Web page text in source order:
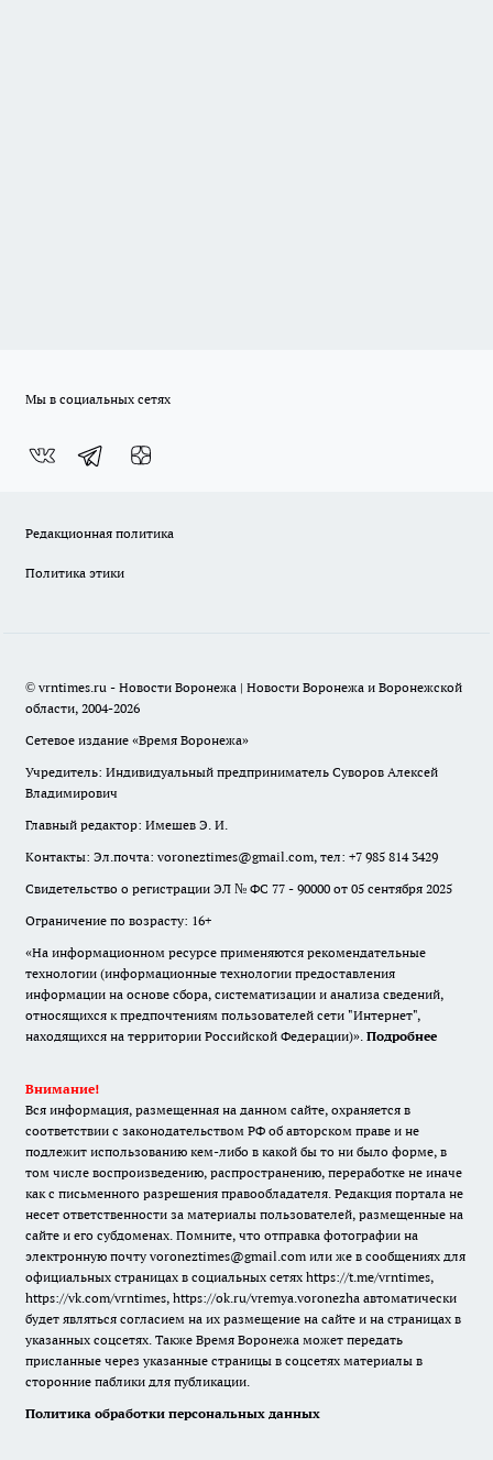
Мы в социальных сетях
Редакционная политика
Политика этики
© vrntimes.ru - Новости Воронежа | Новости Воронежа и Воронежской
области, 2004-2026
Сетевое издание «Время Воронежа»
Учредитель: Индивидуальный предприниматель Суворов Алексей
Владимирович
Главный редактор: Имешев Э. И.
Контакты: Эл.почта: voroneztimes@gmail.com, тел: +7 985 814 3429
Свидетельство о регистрации ЭЛ № ФС 77 - 90000 от 05 сентября 2025
Ограничение по возрасту: 16+
«На информационном ресурсе применяются рекомендательные
технологии (информационные технологии предоставления
информации на основе сбора, систематизации и анализа сведений,
относящихся к предпочтениям пользователей сети "Интернет",
находящихся на территории Российской Федерации)». Подробнее
Внимание!
Вся информация, размещенная на данном сайте, охраняется в
соответствии с законодательством РФ об авторском праве и не
подлежит использованию кем-либо в какой бы то ни было форме, в
том числе воспроизведению, распространению, переработке не иначе
как с письменного разрешения правообладателя. Редакция портала не
несет ответственности за материалы пользователей, размещенные на
сайте и его субдоменах. Помните, что отправка фотографии на
электронную почту voroneztimes@gmail.com или же в сообщениях для
официальных страницах в социальных сетях https://t.me/vrntimes,
https://vk.com/vrntimes, https://ok.ru/vremya.voronezha автоматически
будет являться согласием на их размещение на сайте и на страницах в
указанных соцсетях. Также Время Воронежа может передать
присланные через указанные страницы в соцсетях материалы в
сторонние паблики для публикации.
Политика обработки персональных данных